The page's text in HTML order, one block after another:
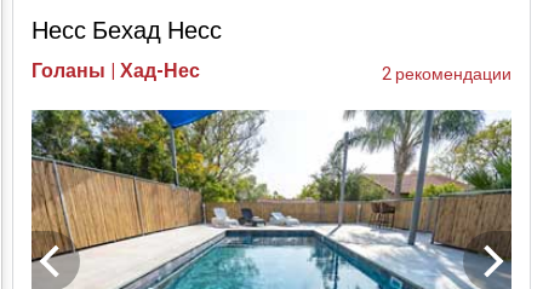
Несс Бехад Несс
Голаны | Хад-Нес 2 рекомендации